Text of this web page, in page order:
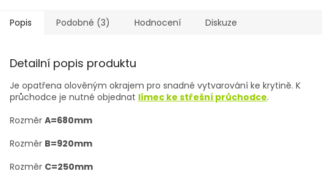
Popis Podobné (3) Hodnocení Diskuze
Detailní popis produktu
Je opatřena olověným okrajem pro snadné vytvarování ke krytině. K
průchodce je nutné objednat límec ke střešní průchodce.
Rozměr A=680mm
Rozměr B=920mm
Rozměr C=250mm